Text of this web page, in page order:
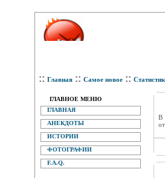
:: Главная :: Самое новое ::
ГЛАВНОЕ МЕНЮ
ГЛАВНАЯ
АНЕКДОТЫ
ИСТОРИИ
ФОТОГРАФИИ
F.A.Q.
В